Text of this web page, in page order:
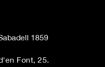
1859
Font, 25.